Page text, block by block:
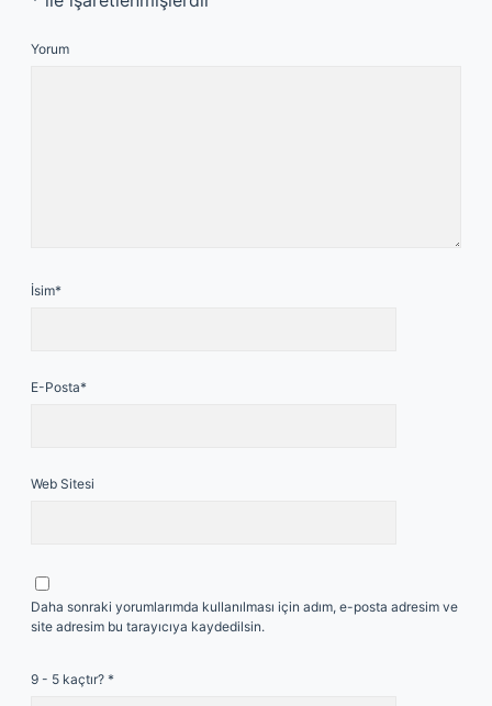
Yorum
İsim*
E-Posta*
Web Sitesi
Daha sonraki yorumlarımda kullanılması için adım, e-posta adresim ve
site adresim bu tarayıcıya kaydedilsin.
9 - 5 kaçtır? *